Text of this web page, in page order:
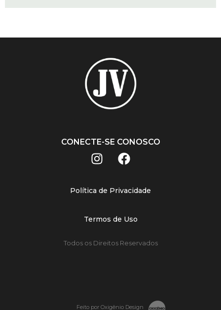
CONECTE-SE CONOSCO
Política de Privacidade
Termos de Uso
Todos os Direitos Reservados
Feito por Oxigênio Design